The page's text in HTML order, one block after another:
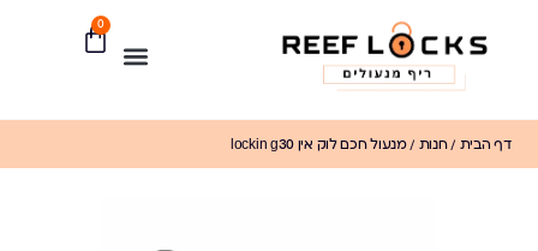
0
דף הבית /חנות /מנעול חכם לוק אין lockin g30